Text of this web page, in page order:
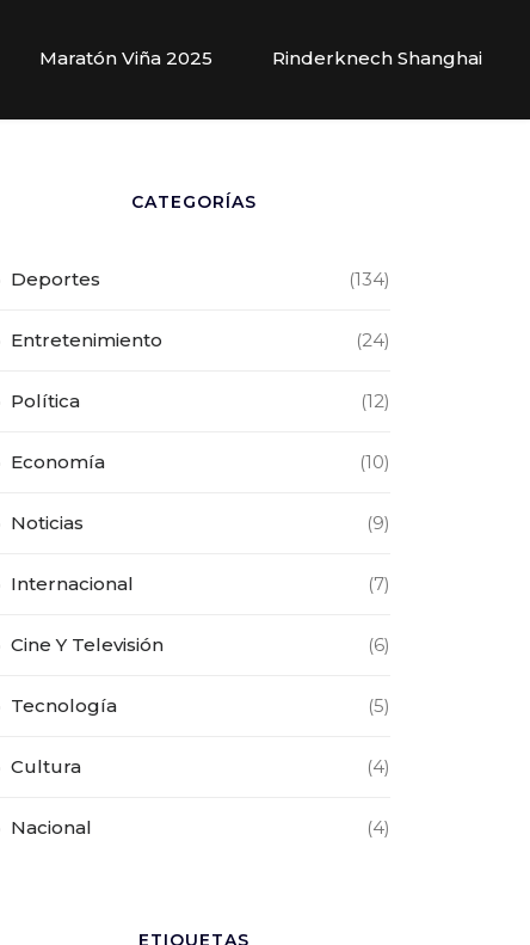
Maratón Viña 2025 Rinderknech Shanghai
CATEGORÍAS
Deportes (134)
Entretenimiento (24)
Política (12)
Economía (10)
Noticias (9)
Internacional (7)
Cine Y Televisión (6)
Tecnología (5)
Cultura (4)
Nacional (4)
ETIQUETAS